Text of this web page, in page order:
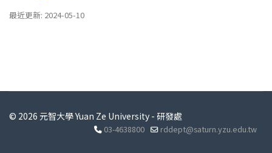
最近更新: 2024-05-10
© 2026 元智大學 Yuan Ze University - 研發處
03-4638800 rddept@saturn.yzu.edu.tw